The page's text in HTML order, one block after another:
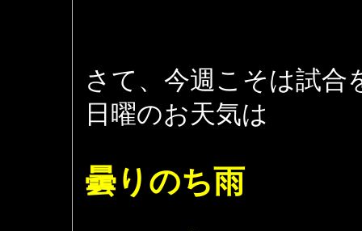
さて、今週こそは試合
日曜のお天気は
曇りのち雨